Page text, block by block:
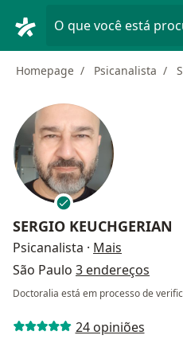
O que você está
Homepage Psicanalista
SERGIO KEUCHGERIAN
Psicanalista · Mais
São Paulo 3 endereços
Doctoralia está em processo de
24 opiniões